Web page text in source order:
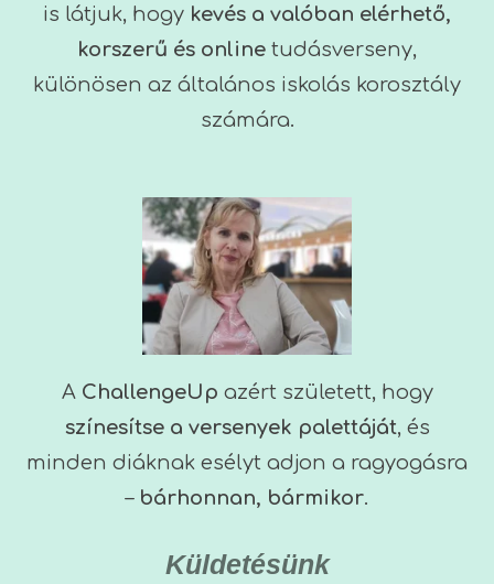
is látjuk, hogy kevés a valóban elérhető,
korszerű és online tudásverseny,
különösen az általános iskolás korosztály
számára.
A ChallengeUp azért született, hogy
színesítse a versenyek palettáját, és
minden diáknak esélyt adjon a ragyogásra
– bárhonnan, bármikor.
Küldetésünk